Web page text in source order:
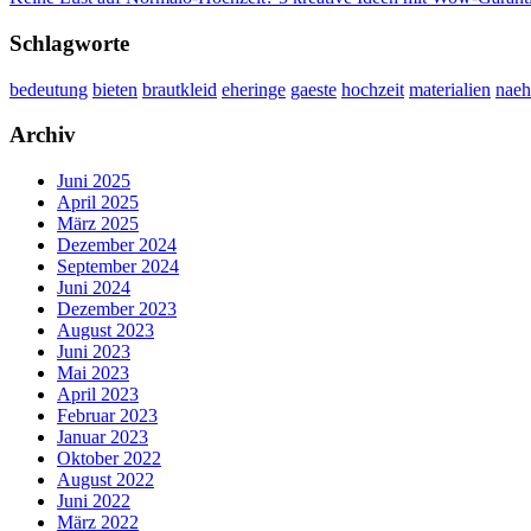
Schlagworte
bedeutung bieten brautkleid eheringe gaeste hochzeit materialien
Archiv
Juni 2025
April 2025
März 2025
Dezember 2024
September 2024
Juni 2024
Dezember 2023
August 2023
Juni 2023
Mai 2023
April 2023
Februar 2023
Januar 2023
Oktober 2022
August 2022
Juni 2022
März 2022